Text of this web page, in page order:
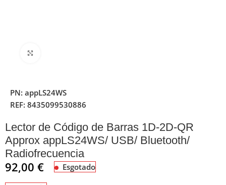
PN:appLS24WS
REF:8435099530886
Lector de Código de Barras 1D-2D-QR
Approx appLS24WS/ USB/ Bluetooth/
Radiofrecuencia
92,00€ Esgotado